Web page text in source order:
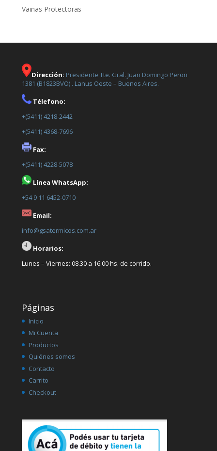
Vainas Protectoras
Dirección: Presidente Tte. Gral. Juan Domingo Peron
1381 (B1823BVO) . Lanus Oeste – Buenos Aires.
Télefono:
+(5411) 4218-2442
+(5411) 4368-7696
Fax:
+(5411) 4228-5078
Línea WhatsApp:
+54 9 11 6452-0710
Email:
info@gsatermicos.com.ar
Horarios:
Lunes – Viernes: 08.30 a 16.00 hs. de corrido.
Páginas
Inicio
Mi Cuenta
Productos
Quiénes somos
Contacto
Carrito
Checkout